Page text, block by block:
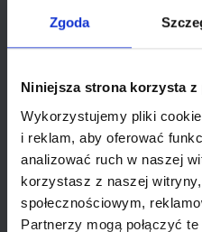
Zgoda
Niniejsza strona korzysta
Wykorzystujemy pliki
i reklam, aby oferować
analizować ruch w naszej
korzystasz z naszej
społecznościowym,
Partnerzy mogą połączyć
Dokładne
sytuacji
przyszłości.
Rozważmy również, że
sytuacja zatrudnienia
umowie o pracę. W
terminowa spłata
Decyzja o zaciągnięciu